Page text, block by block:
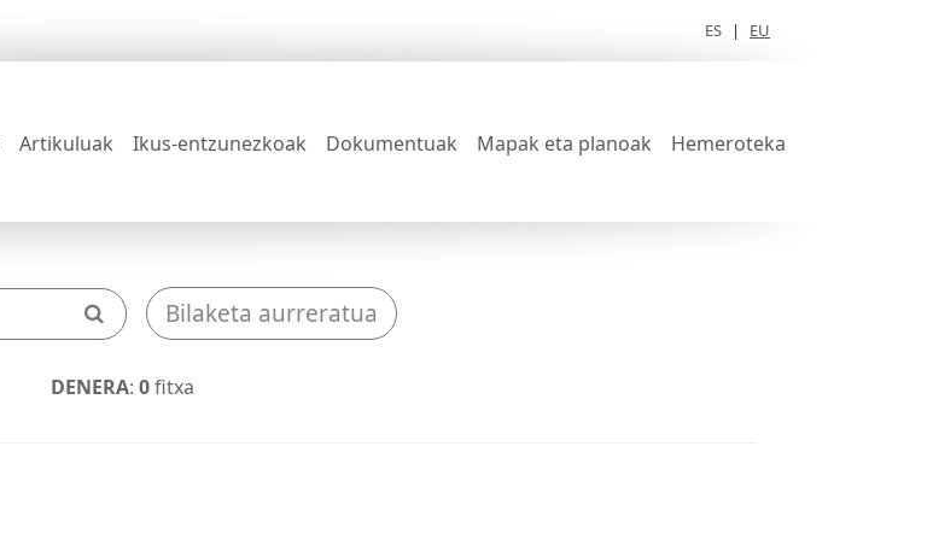
ES | EU
Artikuluak Ikus-entzunezkoak Dokumentuak Mapak eta planoak Hemeroteka
Bilaketa aurreratua
DENERA: 0fitxa